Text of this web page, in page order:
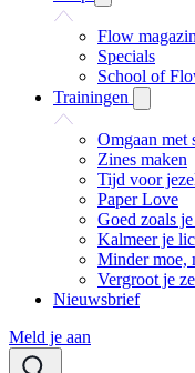
Flow
Specials
School of
Trainingen
Omgaan met
Zines maken
Tijd voor
Paper Love
Goed zoals
Kalmeer je
Minder moe,
Vergroot je
Nieuwsbrief
Meld je aan